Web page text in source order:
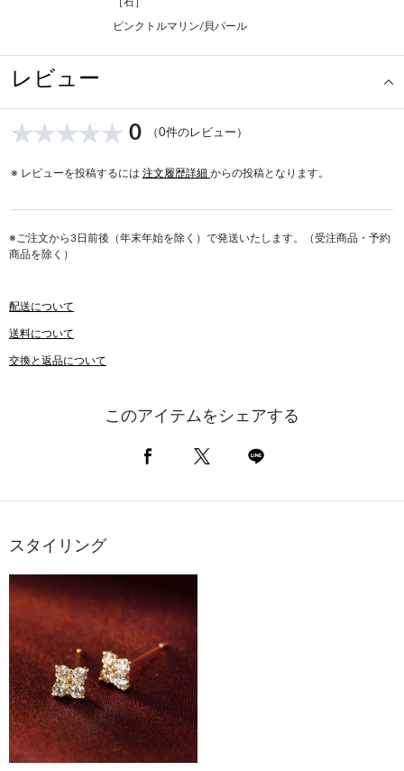
ピンクトルマリン/貝パール
レビュー
0 （0件のレビュー）
※ レビューを投稿するには 注文履歴詳細 からの投稿となります。
※ご注文から3日前後（年末年始を除く）で発送いたします。（受注商品・予約
商品を除く）
配送について
送料について
交換と返品について
このアイテムをシェアする
スタイリング